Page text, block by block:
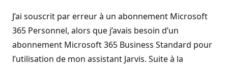
J’ai souscrit par erreur à un abonnement Microsoft
365 Personnel, alors que j’avais besoin d’un
abonnement Microsoft 365 Business Standard pour
l’utilisation de mon assistant Jarvis. Suite à la